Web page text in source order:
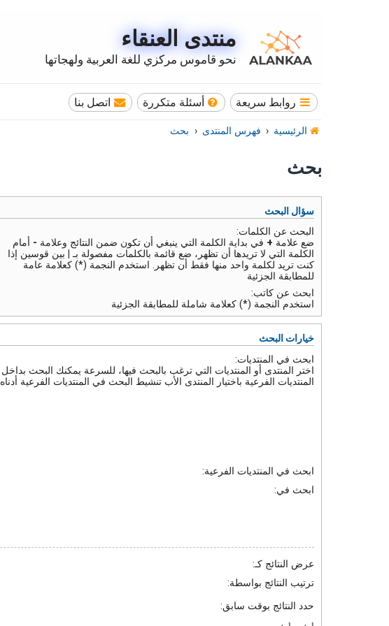
منتدى العنقاء
نحو قاموس مركزي للغة العربية ولهجاتها
روابط سريعة أسئلة متكررة اتصل بنا
الرئيسية فهرس المنتدى بحث
بحث
سؤال البحث
البحث عن الكلمات:
ضع علامة + في بداية الكلمة التي ينبغي أن تكون ضمن النتائج وعلامة - أمام
الكلمة التي لا تريدها أن تظهر، ضع قائمة بالكلمات مفصولة بـ
بين قوسين إذا
كنت تريد لكلمة واحد منها فقط أن تظهر. استخدم النجمة (*) كعلامة عامة
للمطابقة الجزئية
ابحث عن كاتب:
استخدم النجمة (*) كعلامة شاملة للمطابقة الجزئية
خيارات البحث
ابحث في المنتديات:
اختر المنتدى أو المنتديات التي ترغب بالبحث فيها، للسرعة يمكنك البحث بداخل
المنتديات الفرعية باختيار المنتدى الأب تنشيط البحث في المنتديات الفرعية أدناه
ابحث في المنتديات الفرعية:
ابحث في:
عرض النتائج كـ:
ترتيب النتائج بواسطة:
حدد النتائج بوقت سابق: